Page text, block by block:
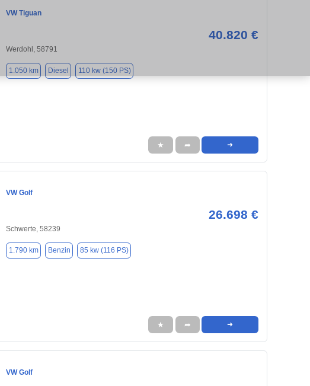
VW Tiguan
40.820 €
Werdohl, 58791
1.050 km Diesel 110 kw (150 PS)
★ ➦ ➜
VW Golf
26.698 €
Schwerte, 58239
1.790 km Benzin 85 kw (116 PS)
★ ➦ ➜
VW Golf